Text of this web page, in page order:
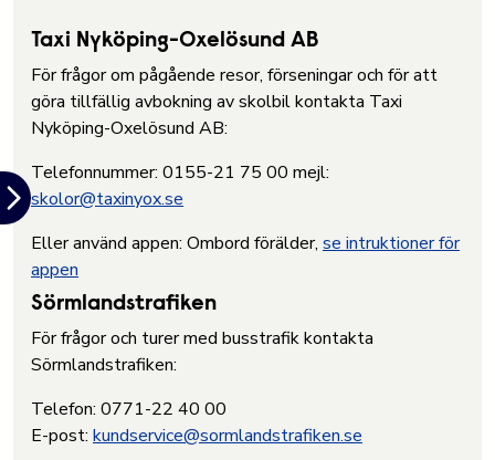
Taxi Nyköping-Oxelösund AB
För frågor om pågående resor, förseningar och för att
göra tillfällig avbokning av skolbil kontakta Taxi
Nyköping-Oxelösund AB:
Telefonnummer: 0155-21 75 00 mejl:
skolor@taxinyox.se
Eller använd appen: Ombord förälder, se intruktioner för
appen
Sörmlandstrafiken
För frågor och turer med busstrafik kontakta
Sörmlandstrafiken:
Telefon: 0771-22 40 00
E-post: kundservice@sormlandstrafiken.se